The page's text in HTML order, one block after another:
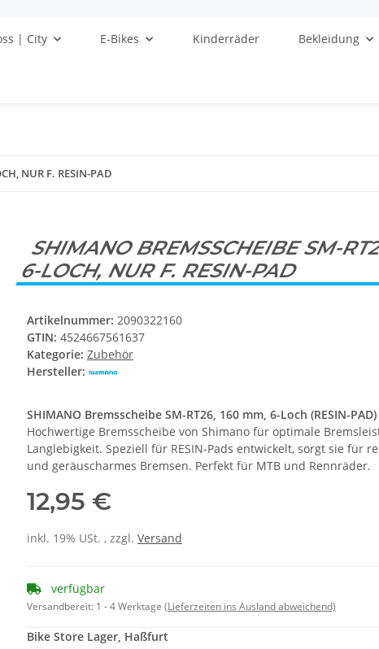
| City E-Bikes Kinderräder Bekleidung
NUR F. RESIN-PAD
SHIMANO BREMSSCHEIBE SM-
6-LOCH, NUR F. RESIN-PAD
Artikelnummer: 2090322160
GTIN: 4524667561637
Kategorie: Zubehör
Hersteller:
SHIMANO Bremsscheibe SM-RT26, 160 mm, 6-Loch (RESIN-PAD)
Hochwertige Bremsscheibe von Shimano für optimale
Langlebigkeit. Speziell für RESIN-Pads entwickelt, sorgt sie für
und geräuscharmes Bremsen. Perfekt für MTB und Rennräder.
12,95 €
inkl. 19% USt. , zzgl. Versand
verfügbar
Versandbereit: 1 - 4 Werktage (Lieferzeiten ins Ausland abweichend)
Bike Store Lager, Haßfurt